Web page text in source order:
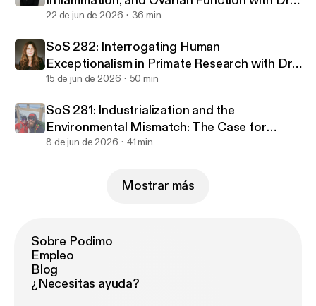
Anneliese Long
22 de jun de 2026 36 min
SoS 282: Interrogating Human
Exceptionalism in Primate Research with Dr.
Christine Webb
15 de jun de 2026 50 min
SoS 281: Industrialization and the
Environmental Mismatch: The Case for
Returning to Nature with Dr. Danny Longman
8 de jun de 2026 41 min
Mostrar más
Sobre Podimo
Empleo
Blog
¿Necesitas ayuda?